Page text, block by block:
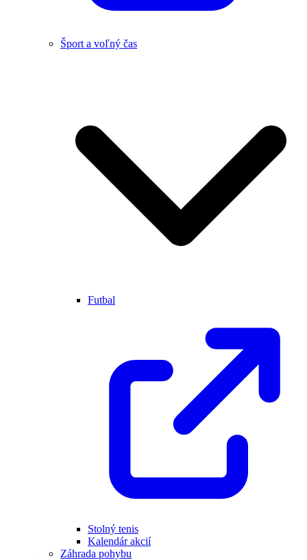
Šport a voľný čas
Futbal
Stolný tenis
Kalendár akcií
Záhrada pohybu